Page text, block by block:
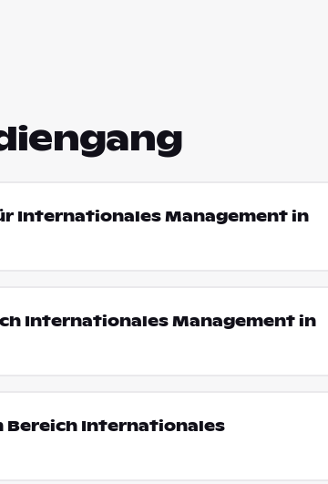
Internationales Management in
Internationales Management in
Bereich Internationales